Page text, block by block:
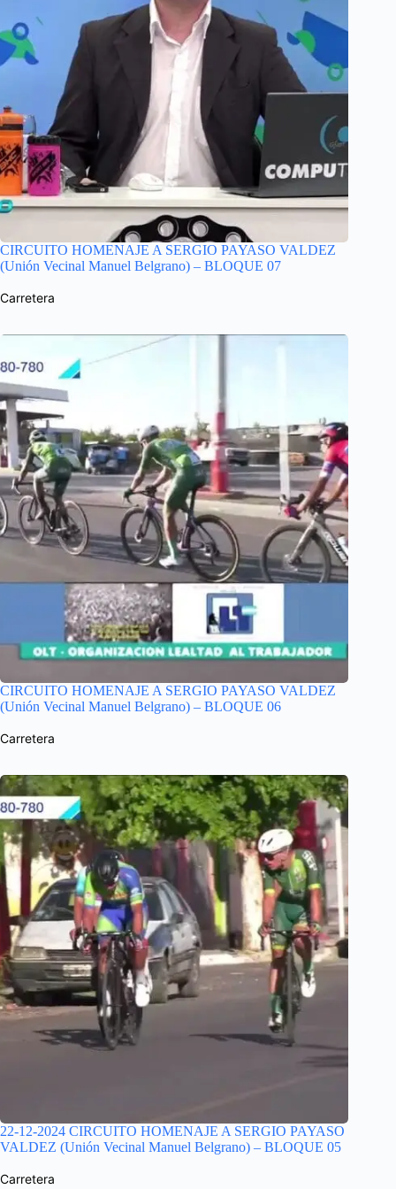
CIRCUITO HOMENAJE A SERGIO PAYASO VALDEZ
(Unión Vecinal Manuel Belgrano) – BLOQUE 07
Carretera
CIRCUITO HOMENAJE A SERGIO PAYASO VALDEZ
(Unión Vecinal Manuel Belgrano) – BLOQUE 06
Carretera
22-12-2024 CIRCUITO HOMENAJE A SERGIO PAYASO
VALDEZ (Unión Vecinal Manuel Belgrano) – BLOQUE 05
Carretera